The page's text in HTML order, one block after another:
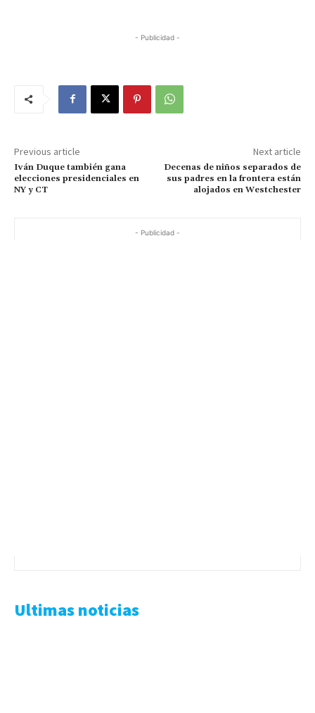
- Publicidad -
Previous article
Iván Duque también gana
elecciones presidenciales en
NY y CT
Next article
Decenas de niños separados de
sus padres en la frontera están
alojados en Westchester
- Publicidad -
Ultimas noticias